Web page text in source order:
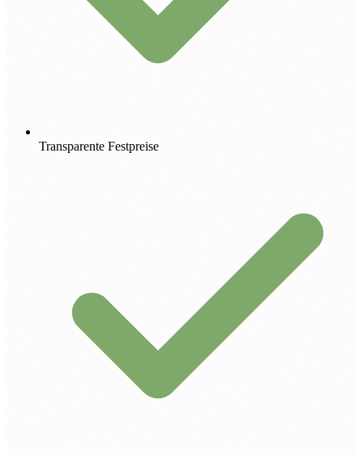
Transparente Festpreise